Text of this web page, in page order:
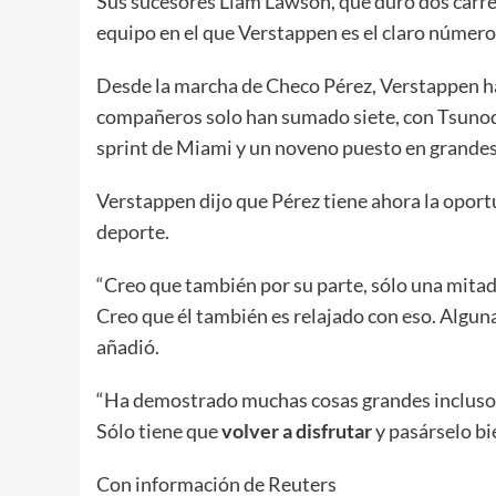
equipo en el que Verstappen es el claro
Desde la marcha de Checo Pérez, Verstappen
compañeros solo han sumado siete, con
sprint de Miami y un noveno puesto en
Verstappen dijo que Pérez tiene ahora la
deporte.
“Creo que también por su parte, sólo una
Creo que él también es relajado con eso.
añadió.
“Ha demostrado muchas cosas grandes
Sólo tiene quevolver a disfrutary pasárselo
Con información de Reuters